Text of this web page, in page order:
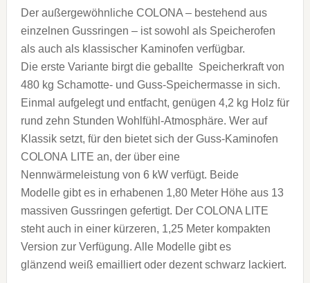
Der außergewöhnliche COLONA – bestehend aus
einzelnen Gussringen – ist sowohl als Speicherofen
als auch als klassischer Kaminofen verfügbar.
Die erste Variante birgt die geballte Speicherkraft von
480 kg Schamotte- und Guss-Speichermasse in sich.
Einmal aufgelegt und entfacht, genügen 4,2 kg Holz für
rund zehn Stunden Wohlfühl-Atmosphäre. Wer auf
Klassik setzt, für den bietet sich der Guss-Kaminofen
COLONA LITE an, der über eine
Nennwärmeleistung von 6 kW verfügt. Beide
Modelle gibt es in erhabenen 1,80 Meter Höhe aus 13
massiven Gussringen gefertigt. Der COLONA LITE
steht auch in einer kürzeren, 1,25 Meter kompakten
Version zur Verfügung. Alle Modelle gibt es
glänzend weiß emailliert oder dezent schwarz lackiert.